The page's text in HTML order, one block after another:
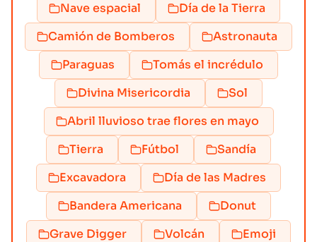
Nave espacial
Día de la Tierra
Camión de Bomberos
Astronauta
Paraguas
Tomás el incrédulo
Divina Misericordia
Sol
Abril lluvioso trae flores en mayo
Tierra
Fútbol
Sandía
Excavadora
Día de las Madres
Bandera Americana
Donut
Grave Digger
Volcán Emoji